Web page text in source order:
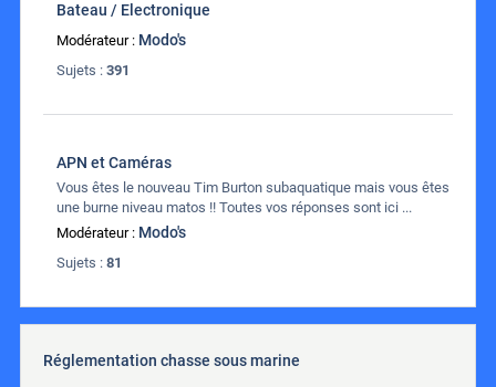
Bateau / Electronique
Modérateur : Modo's
Sujets : 391
APN et Caméras
Vous êtes le nouveau Tim Burton subaquatique mais vous êtes
une burne niveau matos !! Toutes vos réponses sont ici ...
Modérateur : Modo's
Sujets : 81
Réglementation chasse sous marine